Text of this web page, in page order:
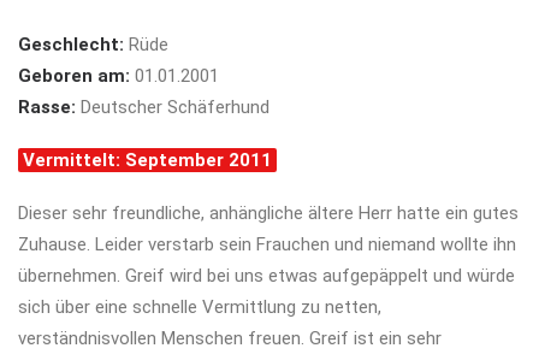
Geschlecht: Rüde
Geboren am: 01.01.2001
Rasse: Deutscher Schäferhund
Vermittelt: September 2011
Dieser sehr freundliche, anhängliche ältere Herr hatte ein gutes
Zuhause. Leider verstarb sein Frauchen und niemand wollte ihn
übernehmen. Greif wird bei uns etwas aufgepäppelt und würde
sich über eine schnelle Vermittlung zu netten,
verständnisvollen Menschen freuen. Greif ist ein sehr